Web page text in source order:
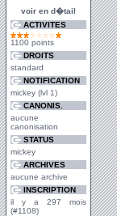
voir en d�tail
ACTIVITES
1100 points
DROITS
standard
NOTIFICATION
mickey (lvl 1)
CANONIS.
aucune
canonisation
STATUS
mickey
ARCHIVES
aucune archive
INSCRIPTION
il y a 297 mois
(#1108)